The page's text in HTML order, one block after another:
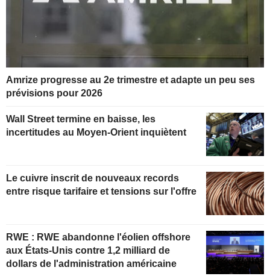
Amrize progresse au 2e trimestre et adapte un peu ses
prévisions pour 2026
Wall Street termine en baisse, les
incertitudes au Moyen-Orient inquiètent
Le cuivre inscrit de nouveaux records
entre risque tarifaire et tensions sur l'offre
RWE : RWE abandonne l'éolien offshore
aux États-Unis contre 1,2 milliard de
dollars de l'administration américaine